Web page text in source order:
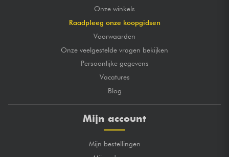
Onze winkels
Raadpleeg onze koopgidsen
Voorwaarden
Onze veelgestelde vragen bekijken
Persoonlijke gegevens
Vacatures
Blog
Mijn account
Mijn bestellingen